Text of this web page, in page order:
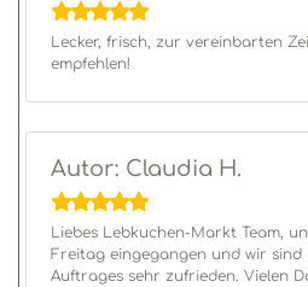
Lecker, frisch, zur vereinbarten
empfehlen!
Autor: Claudia H.
Liebes Lebkuchen-Markt Team,
Freitag eingegangen und wir
Auftrages sehr zufrieden. Vielen